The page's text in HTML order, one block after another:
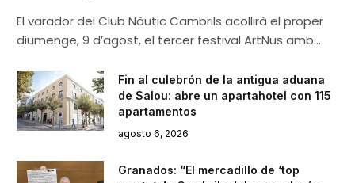
El varador del Club Nàutic Cambrils acollirà el proper
diumenge, 9 d’agost, el tercer festival ArtNus amb…
Fin al culebrón de la antigua aduana
de Salou: abre un apartahotel con 115
apartamentos
agosto 6, 2026
Granados: “El mercadillo de ‘top